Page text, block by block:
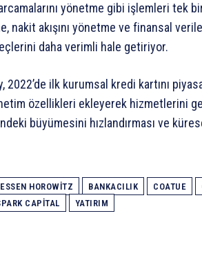
yönetme gibi işlemleri tek
nakit akışını yönetme ve finansal
daha verimli hale getiriyor.
2022’de ilk kurumsal kredi kartını
özellikleri ekleyerek hizmetlerini
büyümesini hızlandırması ve
HOROWITZ BANKACILIK COATUE
CAPITAL YATIRIM